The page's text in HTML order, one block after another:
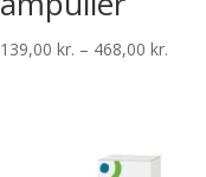
139,00 kr. – 468,00 kr.